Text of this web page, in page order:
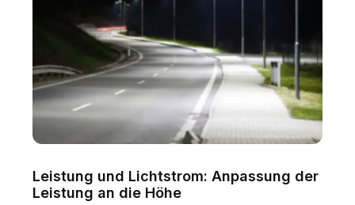
Leistung und Lichtstrom: Anpassung der
Leistung an die Höhe